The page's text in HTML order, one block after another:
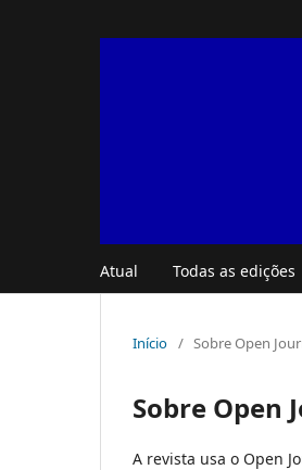
Atual Todas as edições
Início / Sobre Open
Sobre Open
A revista usa o Open